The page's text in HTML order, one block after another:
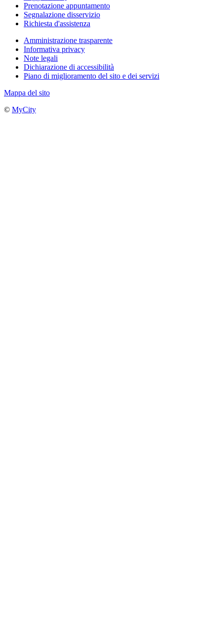
Prenotazione appuntamento
Segnalazione disservizio
Richiesta d'assistenza
Amministrazione trasparente
Informativa privacy
Note legali
Dichiarazione di accessibilità
Piano di miglioramento del sito e dei servizi
Mappa del sito
© MyCity